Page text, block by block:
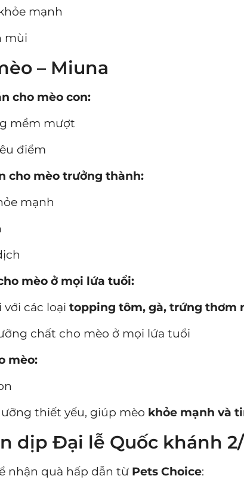
mạnh
mùi
– Miuna
cho mèo con:
mềm mượt
điểm
cho mèo trưởng thành:
mạnh
mèo ở mọi lứa tuổi:
với các loạitopping tôm, gà, trứng thơm
chất cho mèo ở mọi lứa tuổi
mèo:
thiết yếu, giúp mèo khỏe mạnh và
dịp Đại lễ Quốc khánh
nhận quà hấp dẫn từ Pets Choice: